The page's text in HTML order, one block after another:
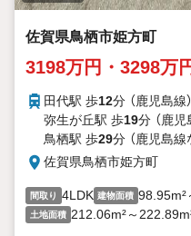
佐賀県鳥栖市姫方町
3198万円・3298万
田代駅 歩12分 （鹿児島線）
弥生が丘駅 歩19分 （鹿児
鳥栖駅 歩29分 （鹿児島線
佐賀県鳥栖市姫方町
間取り 4LDK 建物面積 98.95m²
土地面積 212.06m²～